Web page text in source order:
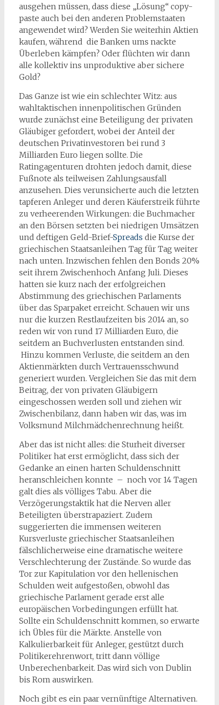
ausgehen müssen, dass diese „Lösung“ copy-
paste auch bei den anderen Problemstaaten
angewendet wird? Werden Sie weiterhin Aktien
kaufen, während die Banken ums nackte
Überleben kämpfen? Oder flüchten wir dann
alle kollektiv ins unproduktive aber sichere
Gold?
Das Ganze ist wie ein schlechter Witz: aus
wahltaktischen innenpolitischen Gründen
wurde zunächst eine Beteiligung der privaten
Gläubiger gefordert, wobei der Anteil der
deutschen Privatinvestoren bei rund 3
Milliarden Euro liegen sollte. Die
Ratingagenturen drohten jedoch damit, diese
Fußnote als teilweisen Zahlungsausfall
anzusehen. Dies verunsicherte auch die letzten
tapferen Anleger und deren Käuferstreik führte
zu verheerenden Wirkungen: die Buchmacher
an den Börsen setzten bei niedrigen Umsätzen
und deftigen Geld-Brief-Spreads die Kurse der
griechischen Staatsanleihen Tag für Tag weiter
nach unten. Inzwischen fehlen den Bonds 20%
seit ihrem Zwischenhoch Anfang Juli. Dieses
hatten sie kurz nach der erfolgreichen
Abstimmung des griechischen Parlaments
über das Sparpaket erreicht. Schauen wir uns
nur die kurzen Restlaufzeiten bis 2014 an, so
reden wir von rund 17 Milliarden Euro, die
seitdem an Buchverlusten entstanden sind.
Hinzu kommen Verluste, die seitdem an den
Aktienmärkten durch Vertrauensschwund
generiert wurden. Vergleichen Sie das mit dem
Beitrag, der von privaten Gläubigern
eingeschossen werden soll und ziehen wir
Zwischenbilanz, dann haben wir das, was im
Volksmund Milchmädchenrechnung heißt.
Aber das ist nicht alles: die Sturheit diverser
Politiker hat erst ermöglicht, dass sich der
Gedanke an einen harten Schuldenschnitt
heranschleichen konnte – noch vor 14 Tagen
galt dies als völliges Tabu. Aber die
Verzögerungstaktik hat die Nerven aller
Beteiligten überstrapaziert. Zudem
suggerierten die immensen weiteren
Kursverluste griechischer Staatsanleihen
fälschlicherweise eine dramatische weitere
Verschlechterung der Zustände. So wurde das
Tor zur Kapitulation vor den hellenischen
Schulden weit aufgestoßen, obwohl das
griechische Parlament gerade erst alle
europäischen Vorbedingungen erfüllt hat.
Sollte ein Schuldenschnitt kommen, so erwarte
ich Übles für die Märkte. Anstelle von
Kalkulierbarkeit für Anleger, gestützt durch
Politikerehrenwort, tritt dann völlige
Unberechenbarkeit. Das wird sich von Dublin
bis Rom auswirken.
Noch gibt es ein paar vernünftige Alternativen.